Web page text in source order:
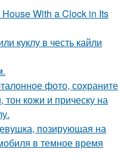
With a Clock in Its
куклу в честь кайли
фото, сохраните
тон кожи и прическу на
позирующая на
в темное время